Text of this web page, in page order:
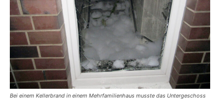
Bei einem Kellerbrand in einem Mehrfamilienhaus musste das Untergeschoss